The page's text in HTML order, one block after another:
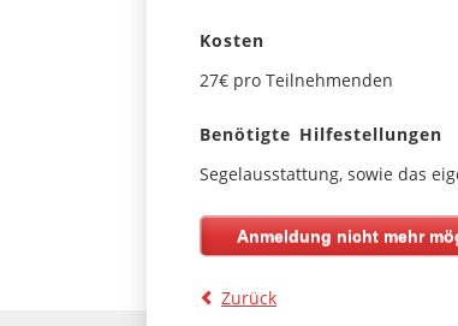
Kosten
27€ pro Teilnehmenden
Benötigte Hilfestellungen
Segelausstattung, sowie das
Anmeldung nicht mehr
Zurück